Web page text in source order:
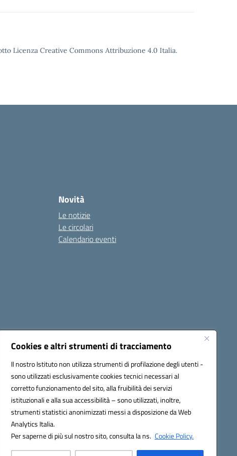
Cookies e altri strumenti di tracciamento
Il nostro Istituto non utilizza strumenti di profilazione degli utenti -
sono utilizzati esclusivamente cookies tecnici necessari al
corretto funzionamento del sito, alla fruibilità dei servizi
istituzionali e alla sua accessibilità – sono utilizzati, inoltre,
strumenti statistici anonimizzati messi a disposizione da Web
Analytics Italia.
Per saperne di più sul nostro sito, consulta la ns. Cookie Policy.
Licenza Creative Commons Attribuzione 4.0 Italia.
Novità
Le notizie
Le circolari
Calendario eventi